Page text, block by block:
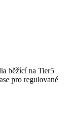
běžící na Tier5
pro regulované